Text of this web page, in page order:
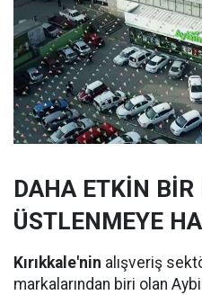
DAHA ETKİN BİR
ÜSTLENMEYE
Kırıkkale'nin alışveriş
markalarından biri olan